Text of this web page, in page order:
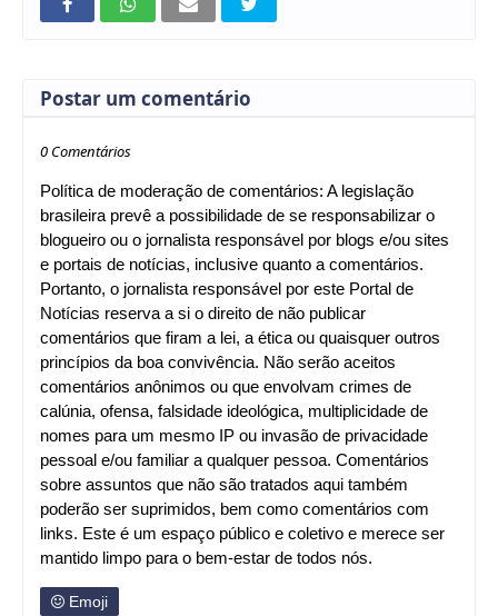
Postar um comentário
0 Comentários
Política de moderação de comentários: A legislação
brasileira prevê a possibilidade de se responsabilizar o
blogueiro ou o jornalista responsável por blogs e/ou sites
e portais de notícias, inclusive quanto a comentários.
Portanto, o jornalista responsável por este Portal de
Notícias reserva a si o direito de não publicar
comentários que firam a lei, a ética ou quaisquer outros
princípios da boa convivência. Não serão aceitos
comentários anônimos ou que envolvam crimes de
calúnia, ofensa, falsidade ideológica, multiplicidade de
nomes para um mesmo IP ou invasão de privacidade
pessoal e/ou familiar a qualquer pessoa. Comentários
sobre assuntos que não são tratados aqui também
poderão ser suprimidos, bem como comentários com
links. Este é um espaço público e coletivo e merece ser
mantido limpo para o bem-estar de todos nós.
Emoji